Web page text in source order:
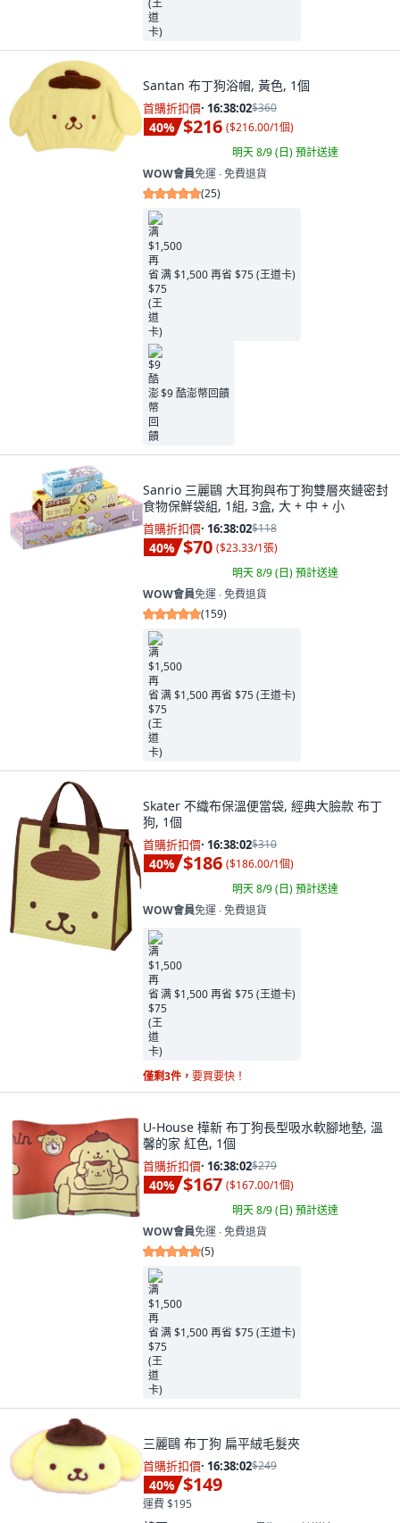
Santan 布丁狗浴帽, 黃色, 1個
首購折扣價· 16:38:00$360
40% $216 ($216.00/1個)
明天 8/9 (日)預計送達
WOW會員免運 ∙ 免費退貨
(25)
满 $1,500 再省 $75 (王道卡)
$9 酷澎幣回饋
Sanrio 三麗鷗 大耳狗與布丁狗雙層夾鏈密封
食物保鮮袋組, 1組, 3盒, 大 + 中 + 小
首購折扣價· 16:38:00$118
40% $70 ($23.33/1張)
明天 8/9 (日)預計送達
WOW會員免運 ∙ 免費退貨
(159)
满 $1,500 再省 $75 (王道卡)
Skater 不織布保溫便當袋, 經典大臉款 布丁
狗, 1個
首購折扣價· 16:38:00$310
40% $186 ($186.00/1個)
明天 8/9 (日)預計送達
WOW會員免運 ∙ 免費退貨
满 $1,500 再省 $75 (王道卡)
僅剩3件， 要買要快！
U-House 樺新 布丁狗長型吸水軟腳地墊, 溫
馨的家 紅色, 1個
首購折扣價· 16:38:00$279
40% $167 ($167.00/1個)
明天 8/9 (日)預計送達
WOW會員免運 ∙ 免費退貨
(5)
满 $1,500 再省 $75 (王道卡)
三麗鷗 布丁狗 扁平絨毛髮夾
首購折扣價· 16:38:00$249
40% $149
運費 $195